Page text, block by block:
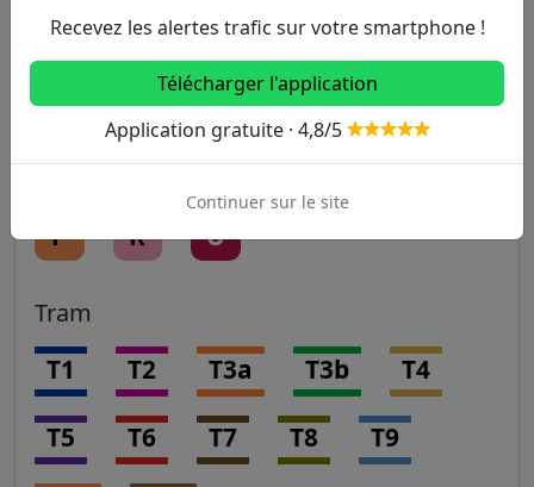
A B C D E
Transilien
H J K L N
P R U
Tram
T1 T2 T3a T3b T4
T5 T6 T7 T8 T9
Recevez les alertes trafic sur votre smartphone !
Télécharger l'application
Application gratuite · 4,8/5
Continuer sur le site